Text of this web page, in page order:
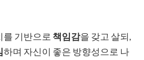
를 기반으로책임감을 갖고 살되,
하며 자신이 좋은 방향성으로 나